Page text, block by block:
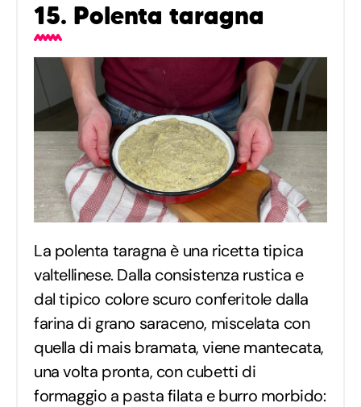
15. Polenta taragna
La polenta taragna è una ricetta tipica
valtellinese. Dalla consistenza rustica e
dal tipico colore scuro conferitole dalla
farina di grano saraceno, miscelata con
quella di mais bramata, viene mantecata,
una volta pronta, con cubetti di
formaggio a pasta filata e burro morbido: